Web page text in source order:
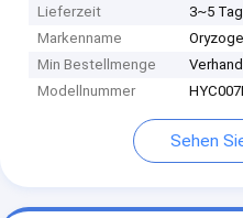
Lieferzeit
3~5
Markenname
Min Bestellmenge
Modellnummer
Sehen